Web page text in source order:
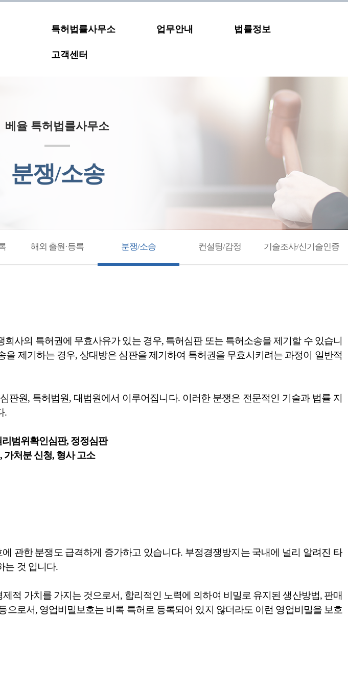
특허법률사무소 업무안내 법률정보
고객센터
베율 특허법률사무소
분쟁/소송
해외 출원·등록 분쟁/소송 컨설팅/감정 기술조사/신기술인증
사의 특허권에 무효사유가 있는 경우, 특허심판 또는 특허소송을 제기할 수 있습니
제기하는 경우, 상대방은 심판을 제기하여 특허권을 무효시키려는 과정이 일반적
판원, 특허법원, 대법원에서 이루어집니다. 이러한 분쟁은 전문적인 기술과 법률 지
.
범위확인심판, 정정심판
가처분 신청, 형사 고소
관한 분쟁도 급격하게 증가하고 있습니다. 부정경쟁방지는 국내에 널리 알려진 타
는 것 입니다.
적 가치를 가지는 것으로서, 합리적인 노력에 의하여 비밀로 유지된 생산방법, 판매
으로서, 영업비밀보호는 비록 특허로 등록되어 있지 않더라도 이런 영업비밀을 보호